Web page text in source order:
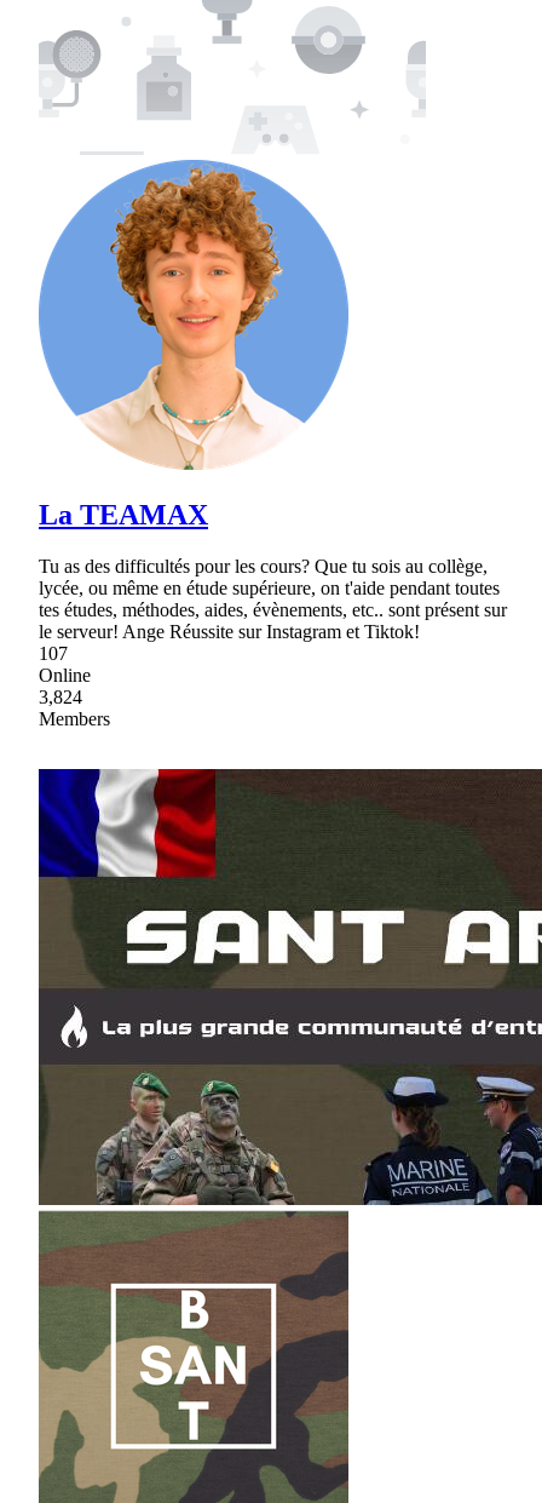
La TEAMAX
Tu as des difficultés pour les cours? Que tu sois au collège,
lycée, ou même en étude supérieure, on t'aide pendant toutes
tes études, méthodes, aides, évènements, etc.. sont présent sur
le serveur! Ange Réussite sur Instagram et Tiktok!
107
Online
3,824
Members